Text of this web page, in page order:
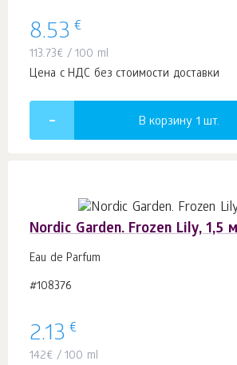
8.53 €
113.73€ / 100 ml
Цена с НДС без стоимости доставки
В корзину 1 шт.
Nordic Garden. Frozen Lily, 1,5
Eau de Parfum
#108376
2.13 €
142€ / 100 ml